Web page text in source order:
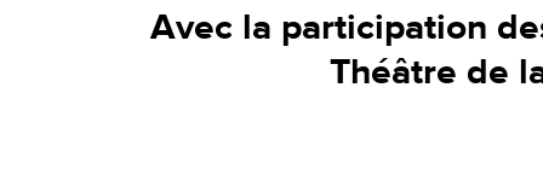
Avec la participation
Théâtre de